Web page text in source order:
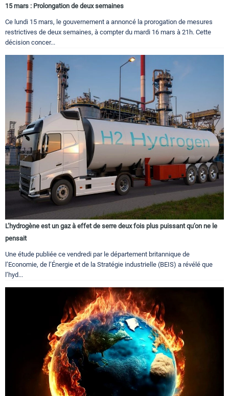
15 mars : Prolongation de deux semaines
Ce lundi 15 mars, le gouvernement a annoncé la prorogation de mesures
restrictives de deux semaines, à compter du mardi 16 mars à 21h. Cette
décision concer...
L’hydrogène est un gaz à effet de serre deux fois plus puissant qu’on ne le
pensait
Une étude publiée ce vendredi par le département britannique de
l’Economie, de l’Énergie et de la Stratégie industrielle (BEIS) a révélé que
l’hyd...